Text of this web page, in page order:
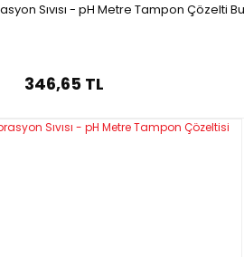
Sıvısı - pH Metre Tampon Çözelti
346,65 TL